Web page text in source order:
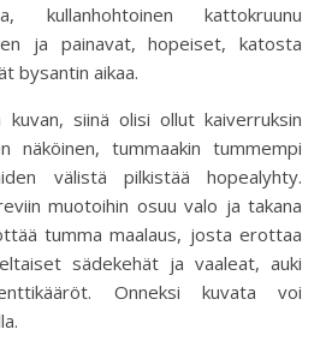
kullanhohtoinen kattokruunu
ja painavat, hopeiset, katosta
bysantin aikaa.
siinä olisi ollut kaiverruksin
näköinen, tummaakin tummempi
välistä pilkistää hopealyhty.
muotoihin osuu valo ja takana
tumma maalaus, josta erottaa
sädekehät ja vaaleat, auki
Onneksi kuvata voi